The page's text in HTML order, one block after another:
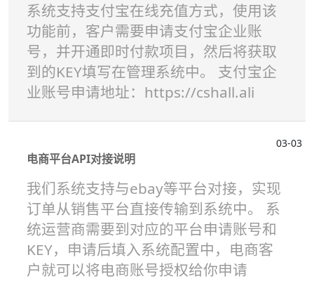
系统支持支付宝在线充值方式，使用该
功能前，客户需要申请支付宝企业账
号，并开通即时付款项目，然后将获取
到的KEY填写在管理系统中。 支付宝企
业账号申请地址：https://cshall.ali
电商平台API对接说明
03-03
我们系统支持与ebay等平台对接，实现
订单从销售平台直接传输到系统中。 系
统运营商需要到对应的平台申请账号和
KEY，申请后填入系统配置中，电商客
户就可以将电商账号授权给你申请